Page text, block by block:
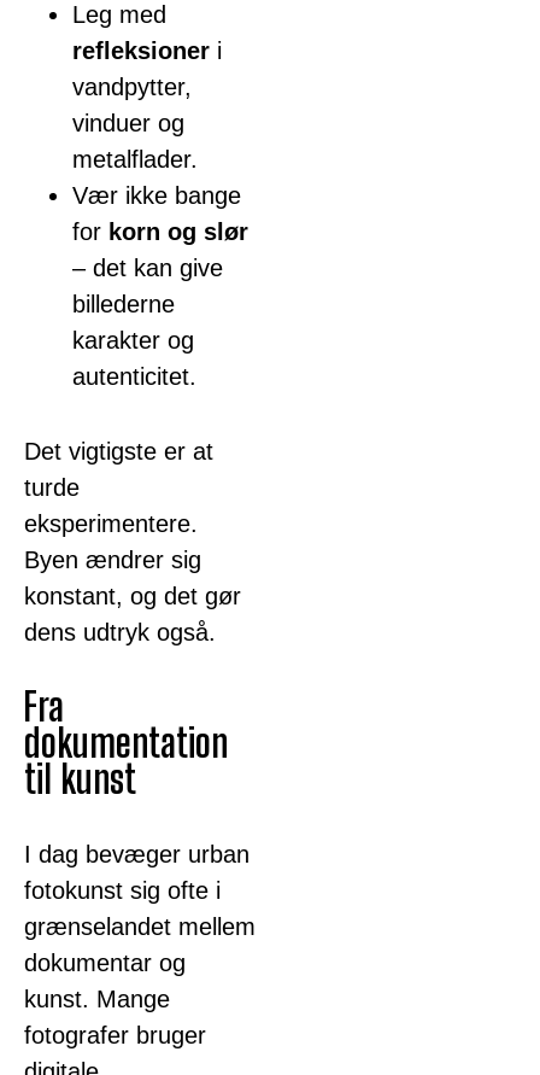
Leg med
refleksioner i
vandpytter,
vinduer og
metalflader.
Vær ikke bange
for korn og slør
– det kan give
billederne
karakter og
autenticitet.
Det vigtigste er at
turde
eksperimentere.
Byen ændrer sig
konstant, og det gør
dens udtryk også.
Fra
dokumentation
til kunst
I dag bevæger urban
fotokunst sig ofte i
grænselandet mellem
dokumentar og
kunst. Mange
fotografer bruger